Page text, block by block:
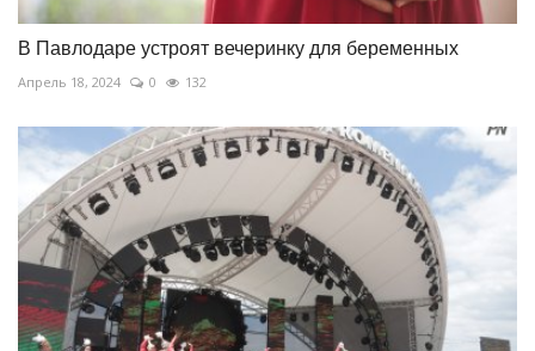
В Павлодаре устроят вечеринку для беременных
Апрель 18, 2024 0 132